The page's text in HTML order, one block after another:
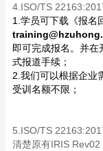
4.ISO/TS
1.学员可下载《报名
即可完成报名。并
式报道手续；
2.我们可以根据企业
受训名额不限；
5.ISO/TS
清楚原有IRIS Rev02